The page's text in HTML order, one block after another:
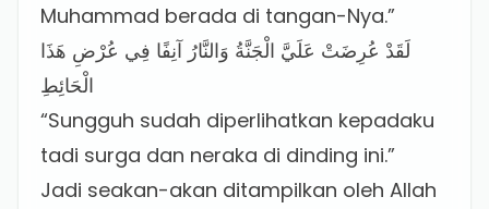
Muhammad berada di tangan-Nya.”
لَقَدْ عُرِضَتْ عَلَيَّ الْجَنَّةُ وَالنَّارُ آنِفًا فِي عُرْضِ هَذَا
الْحَائِطِ
“Sungguh sudah diperlihatkan kepadaku
tadi surga dan neraka di dinding ini.”
Jadi seakan-akan ditampilkan oleh Allah